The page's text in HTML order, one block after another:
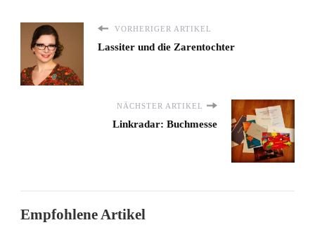
VORHERIGER ARTIKEL
Lassiter und die Zarentochter
NÄCHSTER ARTIKEL
Linkradar: Buchmesse
Empfohlene Artikel